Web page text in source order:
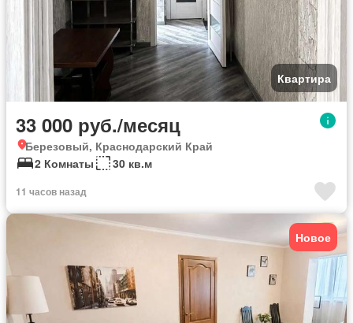
Квартира
33 000 руб./месяц
Березовый, Краснодарский Край
2 Комнаты
30 кв.м
11 часов назад
Новое